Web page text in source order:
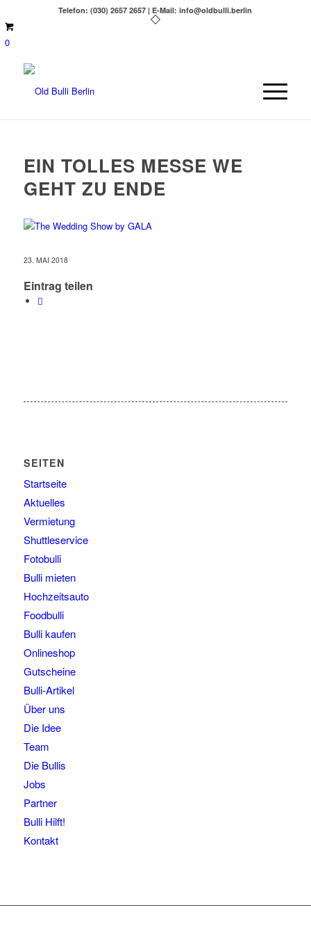
Telefon: (030) 2657 2657 | E-Mail: info@oldbulli.berlin
0
EIN TOLLES MESSE WE
GEHT ZU ENDE
23. MAI 2018
Eintrag teilen
SEITEN
Startseite
Aktuelles
Vermietung
Shuttleservice
Fotobulli
Bulli mieten
Hochzeitsauto
Foodbulli
Bulli kaufen
Onlineshop
Gutscheine
Bulli-Artikel
Über uns
Die Idee
Team
Die Bullis
Jobs
Partner
Bulli Hilft!
Kontakt